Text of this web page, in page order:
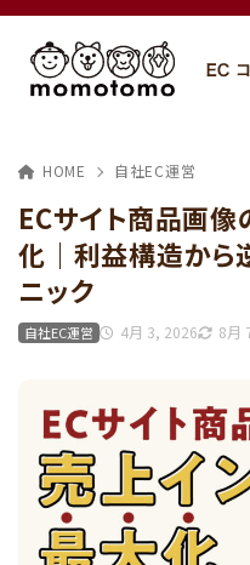
HOME 自社EC運営
ECサイト商品画
化｜利益構造から
ニック
4月 3, 2026 8月
自社EC運営